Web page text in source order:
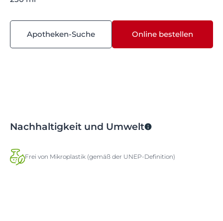
Apotheken-Suche Online bestellen
Nachhaltigkeit und Umwelt
Frei von Mikroplastik (gemäß der UNEP-Definition)